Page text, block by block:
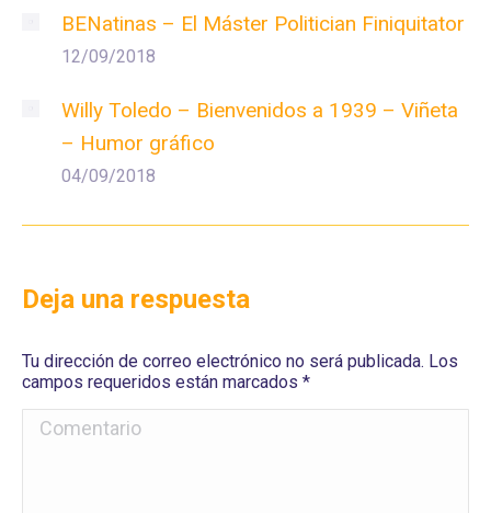
BENatinas – El Máster Politician Finiquitator
12/09/2018
Willy Toledo – Bienvenidos a 1939 – Viñeta
– Humor gráfico
04/09/2018
Deja una respuesta
Tu dirección de correo electrónico no será publicada. Los
campos requeridos están marcados *
Comentario